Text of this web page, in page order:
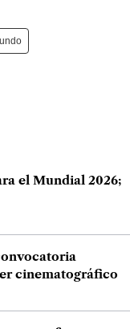
el Mundial 2026;
cinematográfico